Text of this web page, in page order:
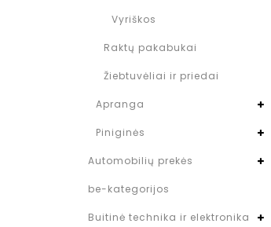
Vyriškos
Raktų pakabukai
Žiebtuvėliai ir priedai
Apranga
Piniginės
Automobilių prekės
be-kategorijos
Buitinė technika ir elektronika